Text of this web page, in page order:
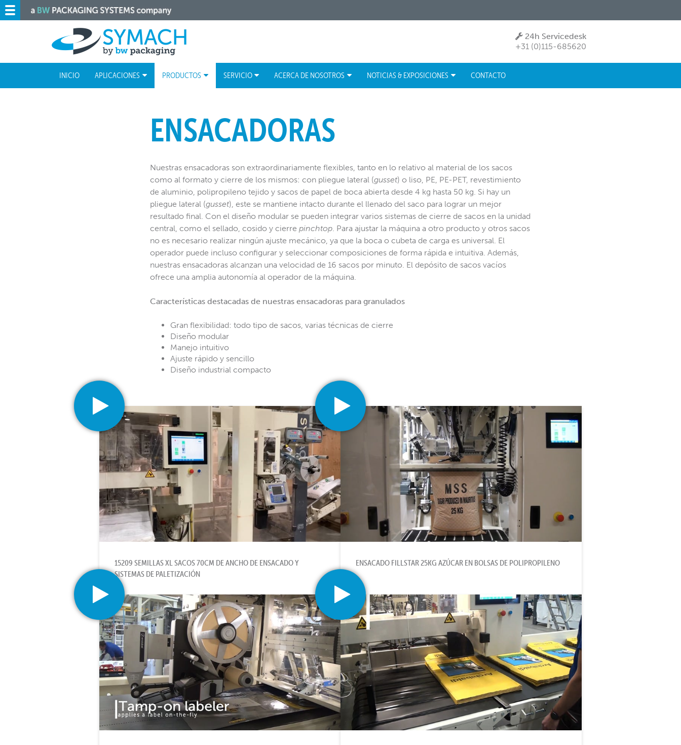
24h Servicedesk
+31 (0)115-685620
INICIO APLICACIONES PRODUCTOS SERVICIO ACERCA DE NOSOTROS NOTICIAS & EXPOSICIONES CONTACTO
ENSACADORAS
Nuestras ensacadoras son extraordinariamente flexibles, tanto en lo relativo al material de los sacos
como al formato y cierre de los mismos: con pliegue lateral (gusset) o liso, PE, PE-PET, revestimiento
de aluminio, polipropileno tejido y sacos de papel de boca abierta desde 4 kg hasta 50 kg. Si hay un
pliegue lateral (gusset), este se mantiene intacto durante el llenado del saco para lograr un mejor
resultado final. Con el diseño modular se pueden integrar varios sistemas de cierre de sacos en la unidad
central, como el sellado, cosido y cierre pinchtop. Para ajustar la máquina a otro producto y otros sacos
no es necesario realizar ningún ajuste mecánico, ya que la boca o cubeta de carga es universal. El
operador puede incluso configurar y seleccionar composiciones de forma rápida e intuitiva. Además,
nuestras ensacadoras alcanzan una velocidad de 16 sacos por minuto. El depósito de sacos vacíos
ofrece una amplia autonomía al operador de la máquina.
Características destacadas de nuestras ensacadoras para granulados
Gran flexibilidad: todo tipo de sacos, varias técnicas de cierre
Diseño modular
Manejo intuitivo
Ajuste rápido y sencillo
Diseño industrial compacto
15209 SEMILLAS XL SACOS 70CM DE ANCHO DE ENSACADO Y
SISTEMAS DE PALETIZACIÓN
ENSACADO FILLSTAR 25KG AZÚCAR EN BOLSAS DE POLIPROPILENO